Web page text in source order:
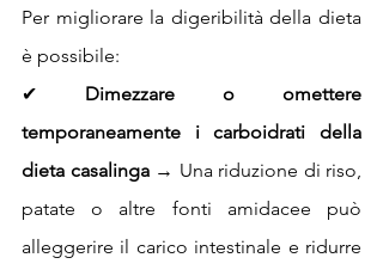
Per migliorare la digeribilità della dieta
è possibile:
✔ Dimezzare o omettere
temporaneamente i carboidrati della
dieta casalinga → Una riduzione di riso,
patate o altre fonti amidacee può
alleggerire il carico intestinale e ridurre